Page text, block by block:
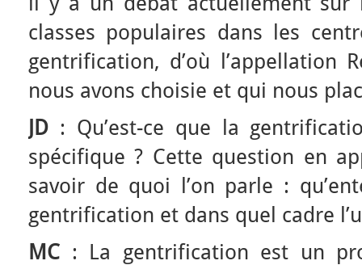
classes populaires dans les
gentrification, d’où l’appellation
nous avons choisie et qui nous
JD : Qu’est-ce que la
spécifique ? Cette question en
savoir de quoi l’on parle :
gentrification et dans quel cadre
MC : La gentrification est un